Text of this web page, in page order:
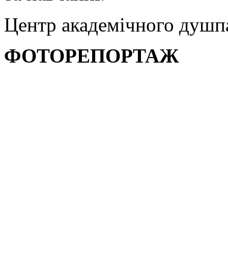
Центр академічного
ФОТОРЕПОРТАЖ